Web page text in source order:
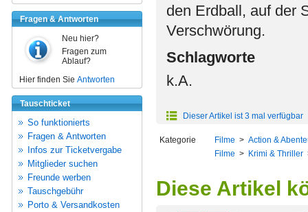
Fragen & Antworten
Neu hier?
Fragen zum
Ablauf?
Hier finden Sie Antworten
Tauschticket
So funktionierts
Fragen & Antworten
Infos zur Ticketvergabe
Mitglieder suchen
Freunde werben
Tauschgebühr
Porto & Versandkosten
den Erdball, auf der
Verschwörung.
Schlagworte
k.A.
Dieser Artikel ist 3 mal verfügbar
Kategorie Filme > Action &
Filme > Krimi & Thriller
Diese Artikel